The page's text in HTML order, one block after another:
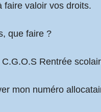
faire valoir vos droits.
que faire ?
Rentrée
mon numéro